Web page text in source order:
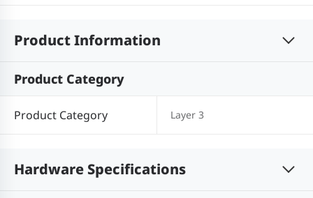
Product Information
Product Category
Product Category Layer 3
Hardware Specifications